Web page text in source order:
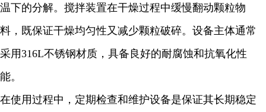
温下的分解。搅拌装置在干燥过程中缓慢翻动颗粒物
料，既保证干燥均匀性又减少颗粒破碎。设备主体通常
采用316L不锈钢材质，具备良好的耐腐蚀和抗氧化性
能。
在使用过程中，定期检查和维护设备是保证其长期稳定